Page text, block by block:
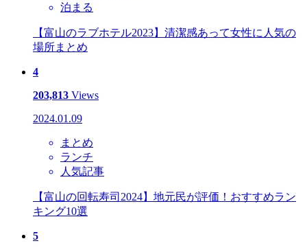
泊まる
【富山のラブホテル2023】清潔感あって女性に人気の
場所まとめ
4
203,813 Views
2024.01.09
まとめ
ランチ
人気記事
【富山の回転寿司2024】地元民が評価！おすすめラン
キング10選
5